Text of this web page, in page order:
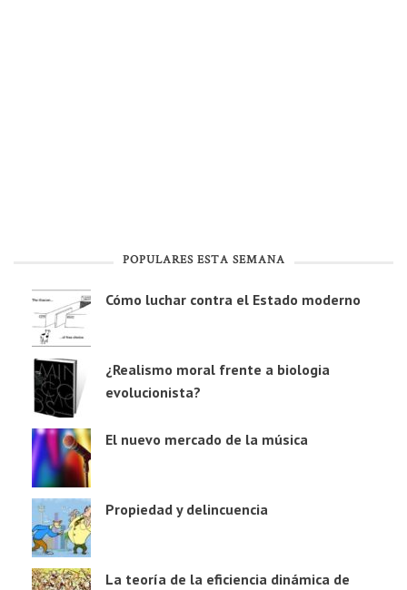
POPULARES ESTA SEMANA
Cómo luchar contra el Estado moderno
¿Realismo moral frente a biologia
evolucionista?
El nuevo mercado de la música
Propiedad y delincuencia
La teoría de la eficiencia dinámica de